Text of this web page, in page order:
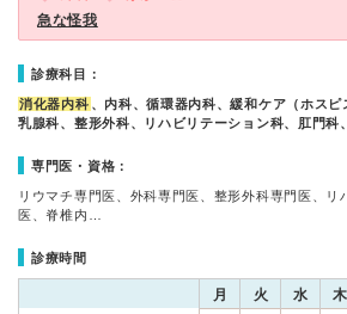
急な怪我
診療科目：
消化器内科 、内科、循環器内科、緩和ケア（ホスピ
乳腺科、整形外科、リハビリテーション科、肛門科
専門医・資格：
リウマチ専門医、外科専門医、整形外科専門医、リ
医、脊椎内…
診療時間
月 火 水 木